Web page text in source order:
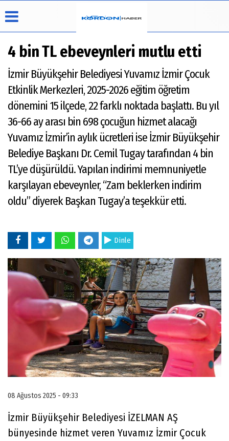
Üye Paneli
Arşivi
Hava
Durumu
Köşe
Yazarları
Video
Galeri
Foto
Galeri
Künye
Çerez
Politikası
Gizlilik
İlkeleri
4 bin TL ebeveynleri mutlu etti
İzmir Büyükşehir Belediyesi Yuvamız İzmir Çocuk
Etkinlik Merkezleri, 2025-2026 eğitim öğretim
dönemini 15 ilçede, 22 farklı noktada başlattı. Bu yıl
36-66 ay arası bin 698 çocuğun hizmet alacağı
Yuvamız İzmir’in aylık ücretleri ise İzmir Büyükşehir
Belediye Başkanı Dr. Cemil Tugay tarafından 4 bin
TL’ye düşürüldü. Yapılan indirimi memnuniyetle
karşılayan ebeveynler, “Zam beklerken indirim
oldu” diyerek Başkan Tugay’a teşekkür etti.
Dinle
08 Ağustos 2025 - 09:33
İzmir Büyükşehir Belediyesi İZELMAN AŞ
bünyesinde hizmet veren Yuvamız İzmir Çocuk